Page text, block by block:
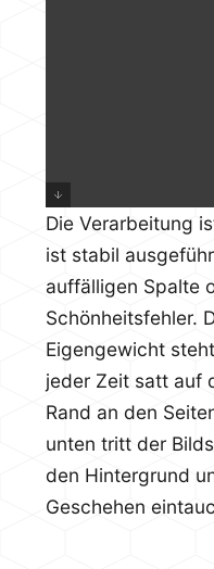
Die Verarbeitung
ist stabil
auffälligen Spalte
Schönheitsfehler.
Eigengewicht
jeder Zeit satt auf
Rand an den
unten tritt der
den Hintergrund
Geschehen